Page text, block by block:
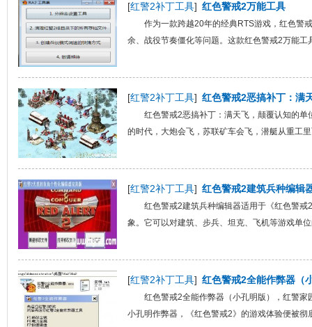
[红警2补丁工具] 红色警戒2万能工具
作为一款跨越20年的经典RTS游戏，红色警
余、战役节奏僵化等问题。这款红色警戒2万能工
[红警2补丁工具] 红色警戒2恶搞补丁：满
红色警戒2恶搞补丁：满天飞，颠覆认知的
的时代，大炮会飞，苏联矿车会飞，潜艇从重工
[红警2补丁工具] 红色警戒2建筑兵种编辑
红色警戒2建筑兵种编辑器适用于《红色警
象。它可以对建筑、步兵、坦克、飞机等游戏单
[红警2补丁工具] 红色警戒2全能作弊器（
红色警戒2全能作弊器（小孔明版），红警
小孔明作弊器，《红色警戒2》的游戏体验便被彻